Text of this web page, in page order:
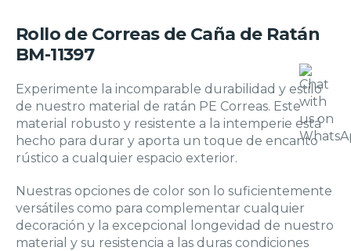
Rollo de Correas de Caña de Ratán
BM-11397
Experimente la incomparable durabilidad y estilo
de nuestro material de ratán PE Correas. Este
material robusto y resistente a la intemperie está
hecho para durar y aporta un toque de encanto
rústico a cualquier espacio exterior.
Nuestras opciones de color son lo suficientemente
versátiles como para complementar cualquier
decoración y la excepcional longevidad de nuestro
material y su resistencia a las duras condiciones